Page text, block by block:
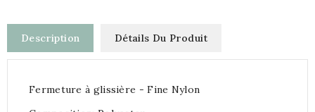
Description Détails Du Produit
Fermeture à glissière - Fine Nylon